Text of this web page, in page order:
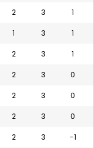
2 3 1
1 3 1
2 3 1
2 3 0
2 3 0
2 3 0
2 3 -1